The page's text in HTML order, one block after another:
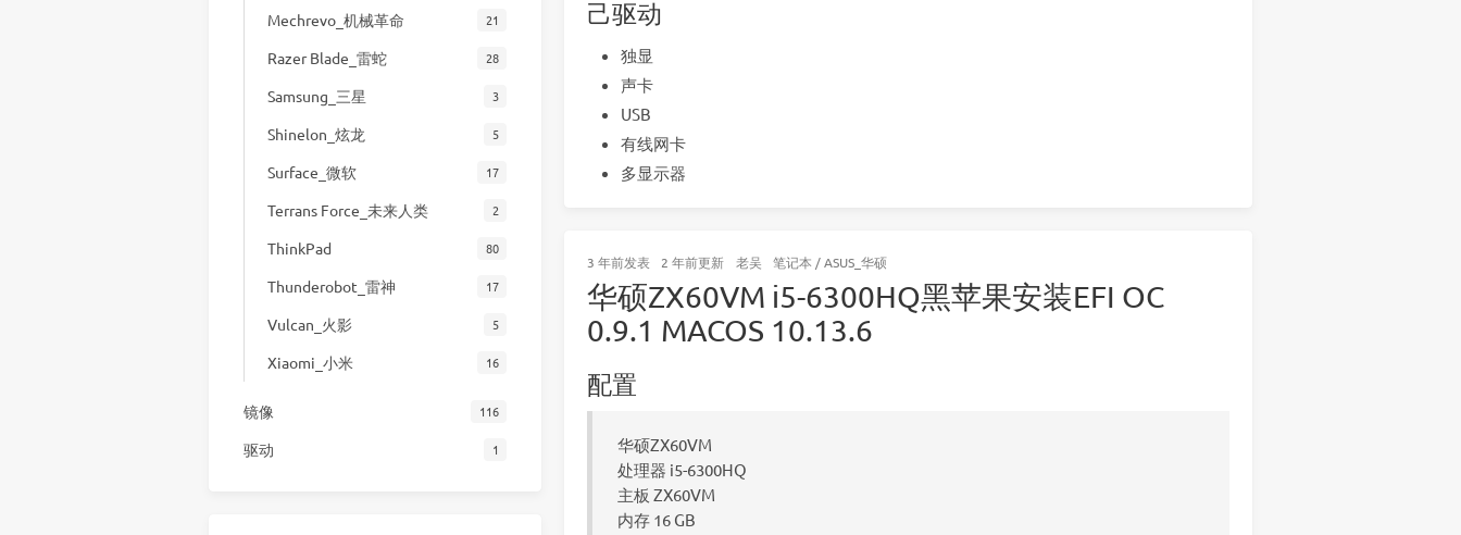
己驱动
独显
声卡
USB
有线网卡
多显示器
3 年前发表 2 年前更新 老吴 笔记本 /ASUS_华硕
华硕ZX60VM i5-6300HQ黑苹果安装EFI OC
0.9.1 MACOS 10.13.6
配置
华硕ZX60VM
处理器 i5-6300HQ
主板 ZX60VM
内存 16 GB
Mechrevo_机械革命 21
Razer Blade_雷蛇 28
Samsung_三星 3
Shinelon_炫龙 5
Surface_微软 17
Terrans Force_未来人类 2
ThinkPad 80
Thunderobot_雷神 17
Vulcan_火影 5
Xiaomi_小米 16
镜像 116
驱动 1